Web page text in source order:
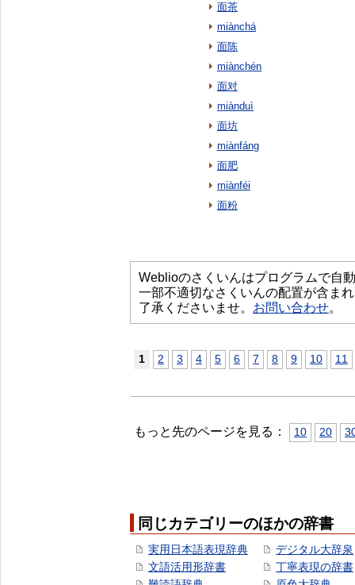
面茶
miànchá
面陈
miànchén
面对
miànduì
面坊
miànfáng
面肥
miànféi
面粉
Weblioのさくいんはプログラムで自
一部不適切なさくいんの配置が含ま
了承くださいませ。 お問い合わせ。
1 2 3 4 5 6 7 8 9 10 11
もっと先のページを見る： 10 20
同じカテゴリーのほかの辞書
実用日本語表現辞典
文語活用形辞書
デジタル大辞泉
丁寧表現の辞書